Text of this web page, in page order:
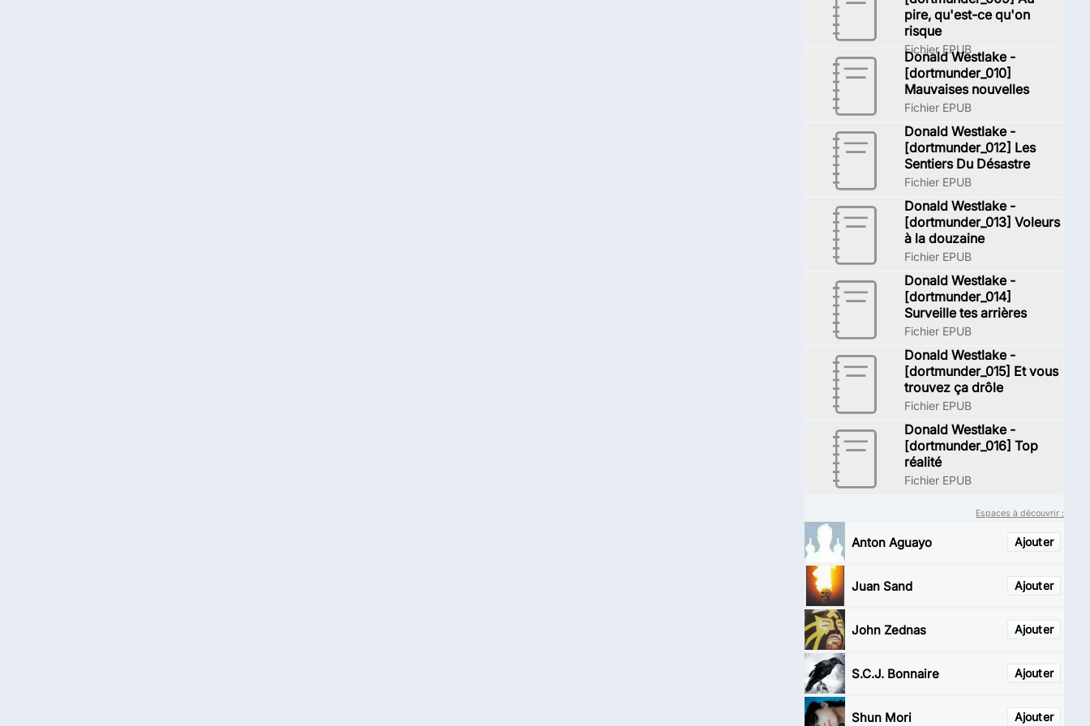
pire, qu'est-ce qu'on
risque
Fichier EPUB
Donald Westlake -
[dortmunder_010]
Mauvaises nouvelles
Fichier EPUB
Donald Westlake -
[dortmunder_012] Les
Sentiers Du Désastre
Fichier EPUB
Donald Westlake -
[dortmunder_013] Voleurs
à la douzaine
Fichier EPUB
Donald Westlake -
[dortmunder_014]
Surveille tes arrières
Fichier EPUB
Donald Westlake -
[dortmunder_015] Et vous
trouvez ça drôle
Fichier EPUB
Donald Westlake -
[dortmunder_016] Top
réalité
Fichier EPUB
Espaces à découvrir :
Ajouter
Anton Aguayo
Ajouter
Juan Sand
Ajouter
John Zednas
Ajouter
S.C.J. Bonnaire
Ajouter
Shun Mori